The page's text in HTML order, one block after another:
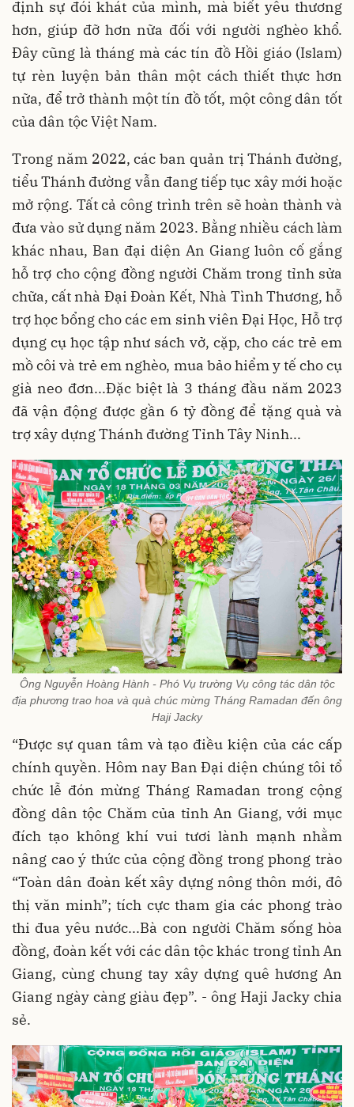
định sự đói khát của mình, mà biết yêu thương
hơn, giúp đỡ hơn nữa đối với người nghèo khổ.
Đây cũng là tháng mà các tín đồ Hồi giáo (Islam)
tự rèn luyện bản thân một cách thiết thực hơn
nữa, để trở thành một tín đồ tốt, một công dân tốt
của dân tộc Việt Nam.
Trong năm 2022, các ban quản trị Thánh đường,
tiểu Thánh đường vẫn đang tiếp tục xây mới hoặc
mở rộng. Tất cả công trình trên sẽ hoàn thành và
đưa vào sử dụng năm 2023. Bằng nhiều cách làm
khác nhau, Ban đại diện An Giang luôn cố gắng
hỗ trợ cho cộng đồng người Chăm trong tỉnh sửa
chữa, cất nhà Đại Đoàn Kết, Nhà Tình Thương, hỗ
trợ học bổng cho các em sinh viên Đại Học, Hỗ trợ
dụng cụ học tập như sách vở, cặp, cho các trẻ em
mồ côi và trẻ em nghèo, mua bảo hiểm y tế cho cụ
già neo đơn...Đặc biệt là 3 tháng đầu năm 2023
đã vận động được gần 6 tỷ đồng để tặng quà và
trợ xây dựng Thánh đường Tỉnh Tây Ninh...
Ông Nguyễn Hoàng Hành - Phó Vụ trường Vụ công tác dân tộc
địa phương trao hoa và quà chúc mừng Tháng Ramadan đến ông
Haji Jacky
“Được sự quan tâm và tạo điều kiện của các cấp
chính quyền. Hôm nay Ban Đại diện chúng tôi tổ
chức lễ đón mừng Tháng Ramadan trong cộng
đồng dân tộc Chăm của tỉnh An Giang, với mục
đích tạo không khí vui tươi lành mạnh nhằm
nâng cao ý thức của cộng đồng trong phong trào
“Toàn dân đoàn kết xây dựng nông thôn mới, đô
thị văn minh”; tích cực tham gia các phong trào
thi đua yêu nước...Bà con người Chăm sống hòa
đồng, đoàn kết với các dân tộc khác trong tỉnh An
Giang, cùng chung tay xây dựng quê hương An
Giang ngày càng giàu đẹp”. - ông Haji Jacky chia
sẻ.